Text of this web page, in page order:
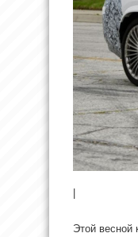
Этой весной